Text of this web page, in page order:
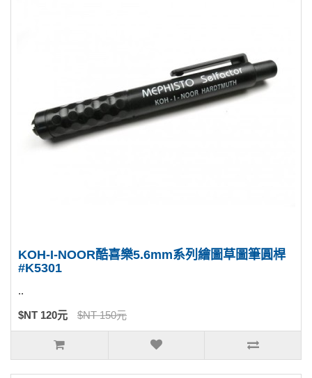
KOH-I-NOOR酷喜樂5.6mm系列繪圖草圖筆圓桿
#K5301
..
$NT 120元 $NT 150元